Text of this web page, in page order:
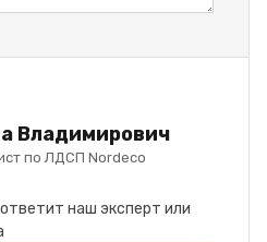
Владимирович
по ЛДСП Nordeco
наш эксперт или